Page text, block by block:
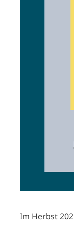
Im Herbst